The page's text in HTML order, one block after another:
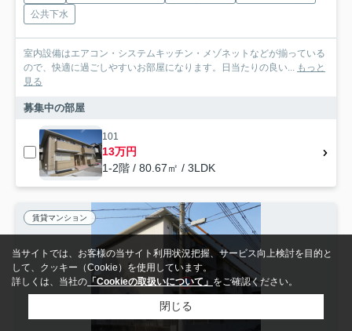
公共下水
室内設備はエアコン・システムキッチン・メゾネットなどが揃っている
ので、快適に過ごしやすいお部屋になります。日当たりの良い...
もっと
見る
募集中の部屋
101
13万円
1-2階 / 80.67㎡ / 3LDK
賃貸マンション
当サイトでは、お客様の当サイト利用状況把握、サービス向上検討を目的と
して、クッキー（Cookie）を使用しています。
詳しくは、当社の 「Cookieの取扱いについて」 をご確認ください。
閉じる